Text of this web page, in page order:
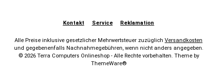
Kontakt Service Reklamation
Alle Preise inklusive gesetzlicher Mehrwertsteuer zuzüglich Versandkosten
und gegebenenfalls Nachnahmegebühren, wenn nicht anders angegeben.
© 2026 Terra Computers Onlineshop - Alle Rechte vorbehalten. Theme by
ThemeWare®